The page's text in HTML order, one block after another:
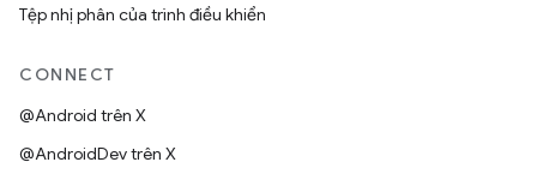
Tệp nhị phân của trình điều khiển
CONNECT
@Android trên X
@AndroidDev trên X